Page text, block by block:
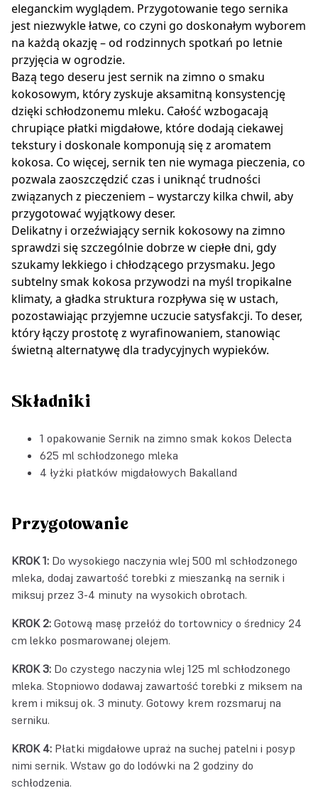
eleganckim wyglądem. Przygotowanie tego sernika
jest niezwykle łatwe, co czyni go doskonałym wyborem
na każdą okazję – od rodzinnych spotkań po letnie
przyjęcia w ogrodzie.
Bazą tego deseru jest sernik na zimno o smaku
kokosowym, który zyskuje aksamitną konsystencję
dzięki schłodzonemu mleku. Całość wzbogacają
chrupiące płatki migdałowe, które dodają ciekawej
tekstury i doskonale komponują się z aromatem
kokosa. Co więcej, sernik ten nie wymaga pieczenia, co
pozwala zaoszczędzić czas i uniknąć trudności
związanych z pieczeniem – wystarczy kilka chwil, aby
przygotować wyjątkowy deser.
Delikatny i orzeźwiający sernik kokosowy na zimno
sprawdzi się szczególnie dobrze w ciepłe dni, gdy
szukamy lekkiego i chłodzącego przysmaku. Jego
subtelny smak kokosa przywodzi na myśl tropikalne
klimaty, a gładka struktura rozpływa się w ustach,
pozostawiając przyjemne uczucie satysfakcji. To deser,
który łączy prostotę z wyrafinowaniem, stanowiąc
świetną alternatywę dla tradycyjnych wypieków.
Składniki
1 opakowanie Sernik na zimno smak kokos Delecta
625 ml schłodzonego mleka
4 łyżki płatków migdałowych Bakalland
Przygotowanie
KROK 1: Do wysokiego naczynia wlej 500 ml schłodzonego
mleka, dodaj zawartość torebki z mieszanką na sernik i
miksuj przez 3-4 minuty na wysokich obrotach.
KROK 2: Gotową masę przełóż do tortownicy o średnicy 24
cm lekko posmarowanej olejem.
KROK 3: Do czystego naczynia wlej 125 ml schłodzonego
mleka. Stopniowo dodawaj zawartość torebki z miksem na
krem i miksuj ok. 3 minuty. Gotowy krem rozsmaruj na
serniku.
KROK 4: Płatki migdałowe upraż na suchej patelni i posyp
nimi sernik. Wstaw go do lodówki na 2 godziny do
schłodzenia.